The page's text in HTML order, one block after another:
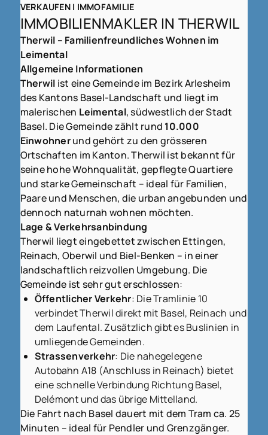
VERKAUFEN | IMMOFAMILIE
IMMOBILIENMAKLER IN THERWIL
Therwil – Familienfreundliches Wohnen im
Leimental
Allgemeine Informationen
Therwil ist eine Gemeinde im Bezirk Arlesheim
des Kantons Basel-Landschaft und liegt im
malerischen Leimental, südwestlich der Stadt
Basel. Die Gemeinde zählt rund 10.000
Einwohnerund gehört zu den grösseren
Ortschaften im Kanton. Therwil ist bekannt für
seine hohe Wohnqualität, gepflegte Quartiere
und starke Gemeinschaft – ideal für Familien,
Paare und Menschen, die urban angebunden und
dennoch naturnah wohnen möchten.
Lage & Verkehrsanbindung
Therwil liegt eingebettet zwischen Ettingen,
Reinach, Oberwil und Biel-Benken – in einer
landschaftlich reizvollen Umgebung. Die
Gemeinde ist sehr gut erschlossen:
Öffentlicher Verkehr: Die Tramlinie 10
verbindet Therwil direkt mit Basel, Reinach und
dem Laufental. Zusätzlich gibt es Buslinien in
umliegende Gemeinden.
Strassenverkehr: Die nahegelegene
Autobahn A18 (Anschluss in Reinach) bietet
eine schnelle Verbindung Richtung Basel,
Delémont und das übrige Mittelland.
Die Fahrt nach Basel dauert mit dem Tram ca. 25
Minuten – ideal für Pendler und Grenzgänger.